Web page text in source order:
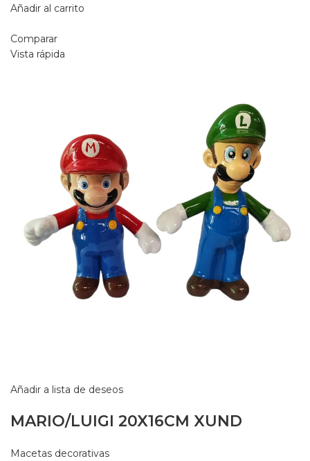
Añadir al carrito
Comparar
Vista rápida
Añadir a lista de deseos
MARIO/LUIGI 20X16CM XUND
Macetas decorativas